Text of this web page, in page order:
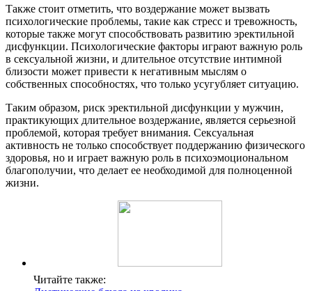
Также стоит отметить, что воздержание может вызвать
психологические проблемы, такие как стресс и тревожность,
которые также могут способствовать развитию эректильной
дисфункции. Психологические факторы играют важную роль
в сексуальной жизни, и длительное отсутствие интимной
близости может привести к негативным мыслям о
собственных способностях, что только усугубляет ситуацию.
Таким образом, риск эректильной дисфункции у мужчин,
практикующих длительное воздержание, является серьезной
проблемой, которая требует внимания. Сексуальная
активность не только способствует поддержанию физического
здоровья, но и играет важную роль в психоэмоциональном
благополучии, что делает ее необходимой для полноценной
жизни.
Читайте также: